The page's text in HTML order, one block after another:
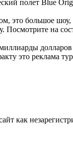
полет Blue
это большое
Посмотрите на
это реклама
как